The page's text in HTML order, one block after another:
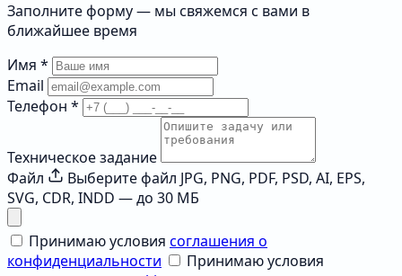
Заполните форму — мы свяжемся с вами в
ближайшее время
Имя *
Email
Телефон *
Техническое задание
Файл
Выберите файл JPG, PNG, PDF, PSD, AI, EPS,
SVG, CDR, INDD — до 30 МБ
Принимаю условия соглашения о
конфиденциальности
Принимаю условия